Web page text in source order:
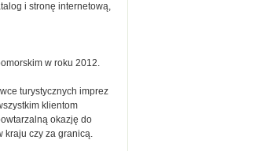
i stronę internetową,
w roku 2012.
turystycznych imprez
klientom
okazję do
kraju czy za granicą.